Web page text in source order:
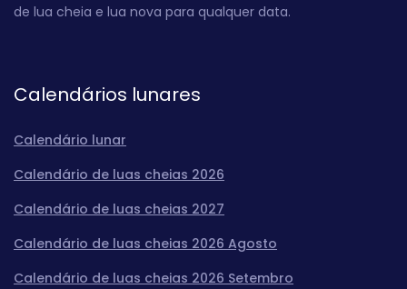
de lua cheia e lua nova para qualquer data.
Calendários lunares
Calendário lunar
Calendário de luas cheias 2026
Calendário de luas cheias 2027
Calendário de luas cheias 2026 Agosto
Calendário de luas cheias 2026 Setembro